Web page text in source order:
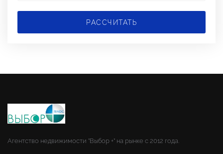
РАССЧИТАТЬ
Агентство недвижимости "Выбор +" на рынке с 2012 года.